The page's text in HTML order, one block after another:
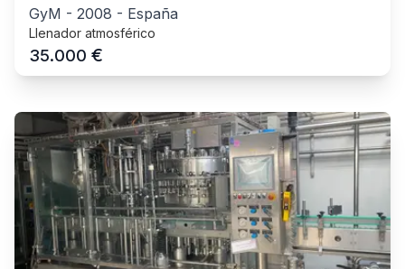
GyM - 2008 - España
Llenador atmosférico
35.000 €